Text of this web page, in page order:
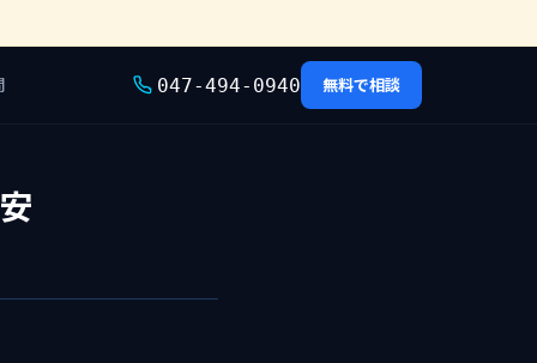
047-494-0940 無料で相談